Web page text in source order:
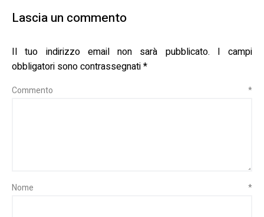
Lascia un commento
Il tuo indirizzo email non sarà pubblicato.
I campi
obbligatori sono contrassegnati*
Commento *
Nome *